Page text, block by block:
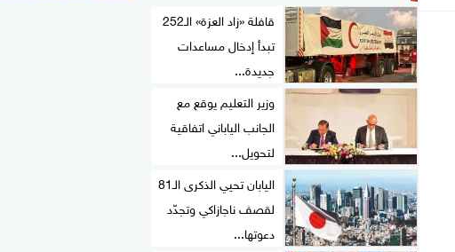
قافلة «زاد العزة» الـ252
تبدأ إدخال مساعدات
جديدة...
وزير التعليم يوقع مع
الجانب الياباني اتفاقية
لتحويل...
اليابان تحيي الذكرى الـ81
لقصف ناجازاكي وتجدّد
دعوتها...